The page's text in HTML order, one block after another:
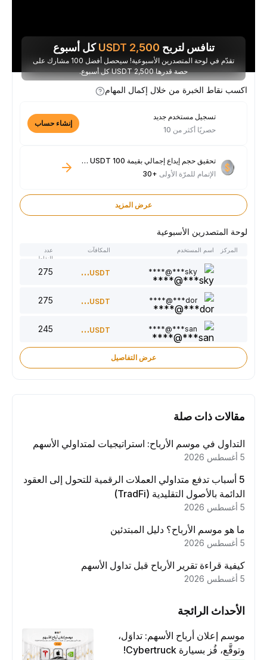
تنافس لتربح 2,500
USDTكل أسبوع
تقدّم في لوحة المتصدرين الأسبوعية! سيحصل أفضل 100 مشارك على
حصة قدرها 2,500 USDT كل أسبوع.
اكسب نقاط الخبرة من خلال إكمال المهام
تسجيل مستخدم جديد
حصريًا أكثر من 10
إنشاء حساب
تحقيق حجم إيداع إجمالي بقيمة 100 USDT فأكثر
الإتمام للمرّة الأولى+30
عرض المزيد
لوحة المتصدرين الأسبوعية
المركز اسم المستخدم المكافآت
النقاط
sky***@****
300USDT
dor***@****
220USDT
san***@****
150USDT
عرض التفاصيل
مقالات ذات صلة
التداول في موسم الأرباح: استراتيجيات لمتداولي الأسهم
5 أسباب تدفع متداولي العملات الرقمية للتحول إلى العقود
الدائمة بالأصول التقليدية (TradFi)
ما هو موسم الأرباح؟ دليل المبتدئين
كيفية قراءة تقرير الأرباح قبل تداول الأسهم
الأحداث الرائجة
موسم إعلان أرباح الأسهم: تداوَل،
وتوقَّع، فُز بسيارة Cybertruck!